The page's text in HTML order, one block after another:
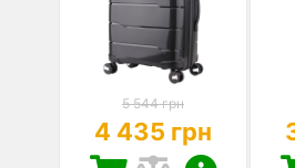
5 544 грн
4 435 грн